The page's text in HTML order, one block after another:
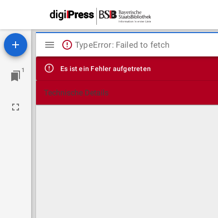
1
Mirador
Viewer
TypeError: Failed to fetch
Es ist ein Fehler aufgetreten
Technische Details